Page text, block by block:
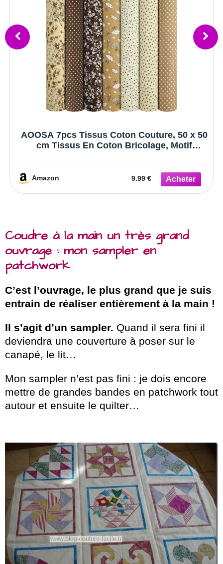
AOOSA 7pcs Tissus Coton Couture, 50 x 50
cm Tissus En Coton Bricolage, Motif
Décoration Intérieure, Marron
Amazon 9.99 €
Coudre à la main un très grand
ouvrage : mon sampler en
patchwork
C’est l’ouvrage, le plus grand que je suis
entrain de réaliser entièrement à la main !
Il s’agit d’un sampler. Quand il sera fini il
deviendra une couverture à poser sur le
canapé, le lit…
Mon sampler n’est pas fini : je dois encore
mettre de grandes bandes en patchwork tout
autour et ensuite le quilter…